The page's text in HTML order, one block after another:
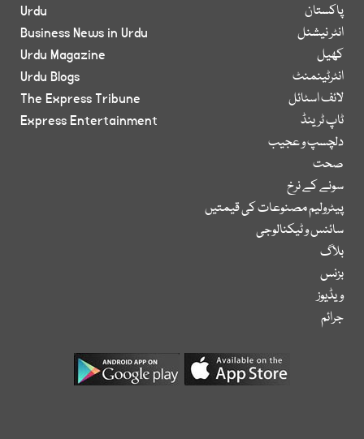
پاکستان
انٹر نیشنل
کھیل
انٹرٹینمنٹ
لائف اسٹائل
ٹاپ ٹرینڈ
دلچسپ و عجیب
صحت
سونے کے نرخ
پیٹرولیم مصنوعات کی قیمتیں
سائنس و ٹیکنالوجی
بلاگ
بزنس
ویڈیوز
جرائم
Urdu
Business News in Urdu
Urdu Magazine
Urdu Blogs
The Express Tribune
Express Entertainment